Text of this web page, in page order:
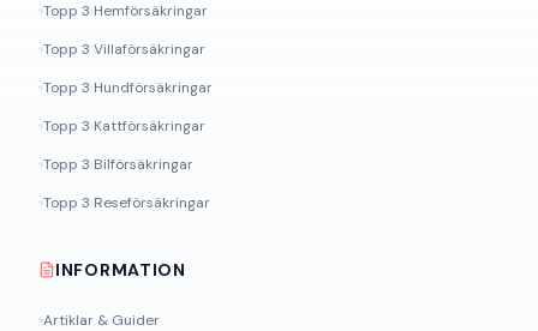
Topp 3 Hemförsäkringar
Topp 3 Villaförsäkringar
Topp 3 Hundförsäkringar
Topp 3 Kattförsäkringar
Topp 3 Bilförsäkringar
Topp 3 Reseförsäkringar
INFORMATION
Artiklar & Guider